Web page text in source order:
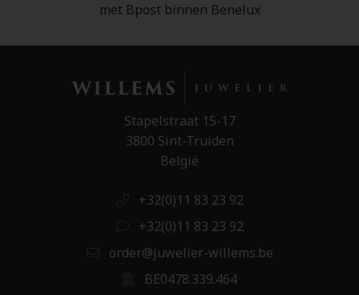
met Bpost binnen Benelux
Stapelstraat 15-17
3800 Sint-Truiden
België
+32(0)11 83 23 92
+32(0)11 83 23 92
order@juwelier-willems.be
BE0478.339.464